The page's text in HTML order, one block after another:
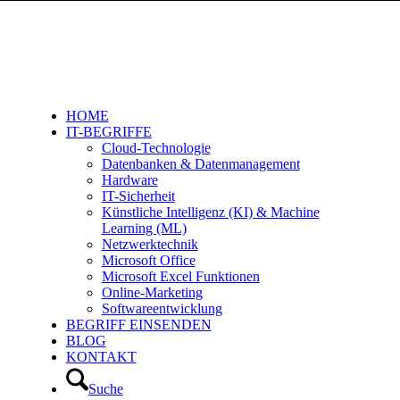
HOME
IT-BEGRIFFE
Cloud-Technologie
Datenbanken & Datenmanagement
Hardware
IT-Sicherheit
Künstliche Intelligenz (KI) & Machine
Learning (ML)
Netzwerktechnik
Microsoft Office
Microsoft Excel Funktionen
Online-Marketing
Softwareentwicklung
BEGRIFF EINSENDEN
BLOG
KONTAKT
Suche